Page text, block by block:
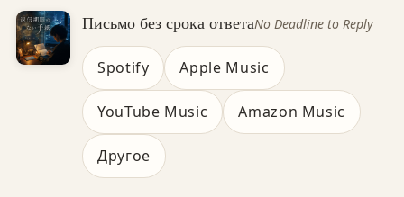
Письмо без срока ответаNo Deadline to Reply
Spotify Apple Music
YouTube Music Amazon Music
Другое